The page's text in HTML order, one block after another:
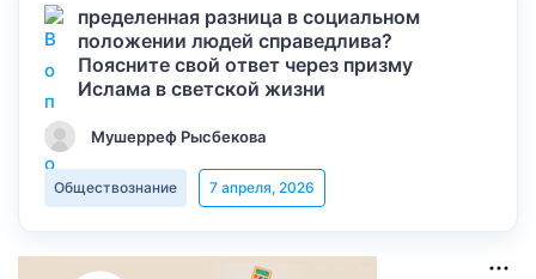
пределенная разница в социальном
положении людей справедлива?
Поясните свой ответ через призму
Ислама в светской жизни
Мушерреф Рысбекова
Обществознание 7 апреля, 2026